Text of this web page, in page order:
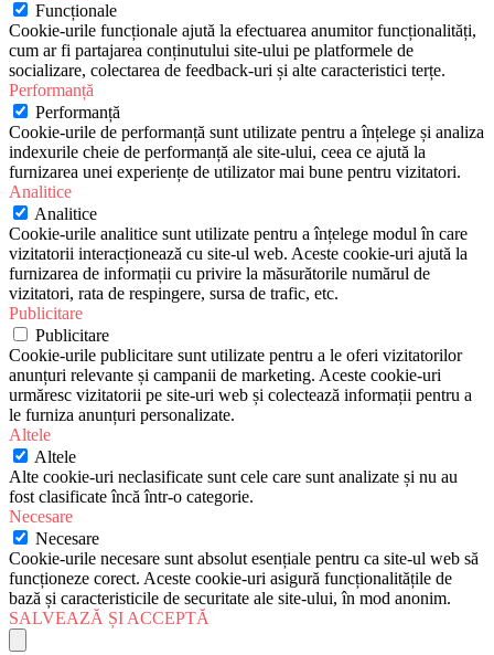
Funcționale
Cookie-urile funcționale ajută la efectuarea anumitor funcționalități,
cum ar fi partajarea conținutului site-ului pe platformele de
socializare, colectarea de feedback-uri și alte caracteristici terțe.
Performanță
Performanță
Cookie-urile de performanță sunt utilizate pentru a înțelege și analiza
indexurile cheie de performanță ale site-ului, ceea ce ajută la
furnizarea unei experiențe de utilizator mai bune pentru vizitatori.
Analitice
Analitice
Cookie-urile analitice sunt utilizate pentru a înțelege modul în care
vizitatorii interacționează cu site-ul web. Aceste cookie-uri ajută la
furnizarea de informații cu privire la măsurătorile numărul de
vizitatori, rata de respingere, sursa de trafic, etc.
Publicitare
Publicitare
Cookie-urile publicitare sunt utilizate pentru a le oferi vizitatorilor
anunțuri relevante și campanii de marketing. Aceste cookie-uri
urmăresc vizitatorii pe site-uri web și colectează informații pentru a
le furniza anunțuri personalizate.
Altele
Altele
Alte cookie-uri neclasificate sunt cele care sunt analizate și nu au
fost clasificate încă într-o categorie.
Necesare
Necesare
Cookie-urile necesare sunt absolut esențiale pentru ca site-ul web să
funcționeze corect. Aceste cookie-uri asigură funcționalitățile de
bază și caracteristicile de securitate ale site-ului, în mod anonim.
SALVEAZĂ ȘI ACCEPTĂ